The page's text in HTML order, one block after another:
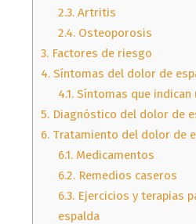
2.3. Artritis
2.4. Osteoporosis
3.Factores de riesgo
4.Síntomas del dolor de
4.1. Síntomas que indican
5.Diagnóstico del dolor de
6.Tratamiento del dolor de
6.1. Medicamentos
6.2. Remedios caseros
6.3. Ejercicios y terapias
espalda